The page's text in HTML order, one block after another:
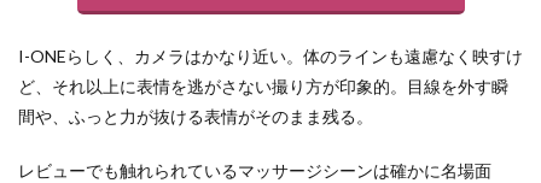
I-ONEらしく、カメラはかなり近い。体のラインも遠慮なく映すけ
ど、それ以上に表情を逃がさない撮り方が印象的。目線を外す瞬
間や、ふっと力が抜ける表情がそのまま残る。
レビューでも触れられているマッサージシーンは確かに名場面